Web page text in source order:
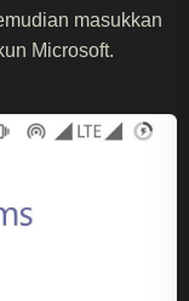
masukkan
Microsoft.